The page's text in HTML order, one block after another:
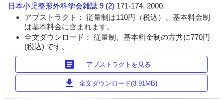
日本小児整形外科学会雑誌 9 (2) 171-174, 2000.
アブストラクト： 従量制は110円（税込）、基本料金制
は基本料金に含まれます。
全文ダウンロード： 従量制、基本料金制の方共に770円
(税込) です。
article アブストラクトを見る
download 全文ダウンロード(3.91MB)